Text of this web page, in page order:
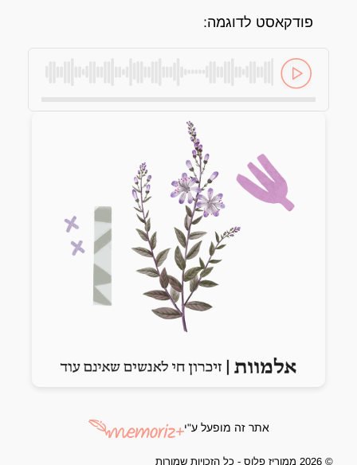
פודקאסט לדוגמה:
אתר זה מופעל ע"י
© 2026 ממוריז פלוס - כל הזכויות שמורות